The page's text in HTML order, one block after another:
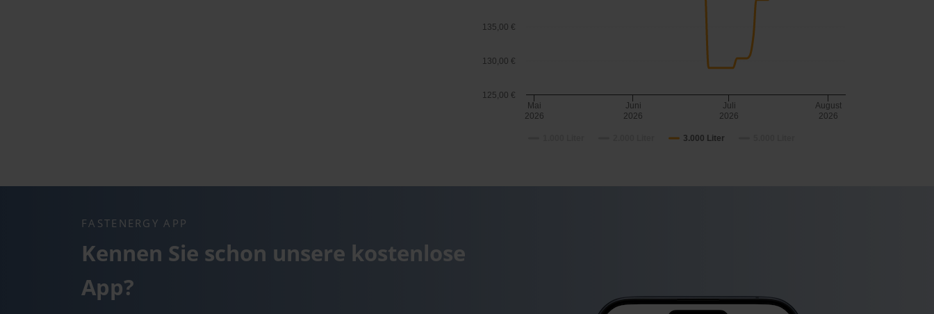
3.000 Liter
Mai
2026
Juni
2026
Juli
2026
August
2026
125,00 €
130,00 €
135,00 €
FASTENERGY APP
Kennen Sie schon unsere kostenlose
App?